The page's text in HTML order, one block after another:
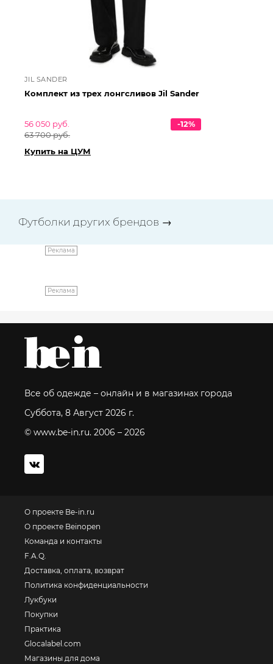
JIL SANDER
Комплект из трех лонгсливов Jil Sander
56 050 руб.
63 700 руб.
-12%
Купить на ЦУМ
Футболки других брендов →
Реклама
Реклама
Все об одежде – онлайн и в магазинах города
Суббота, 8 Август 2026 г.
© www.be-in.ru. 2006 – 2026
О проекте Be-in.ru
О проекте Beinopen
Команда и контакты
F.A.Q.
Доставка, оплата, возврат
Политика конфиденциальности
Лукбуки
Покупки
Практика
Glocalabel.com
Магазины для дома